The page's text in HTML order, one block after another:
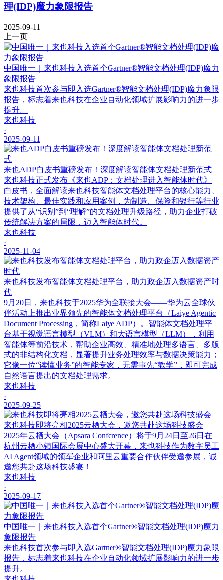
理(IDP)魔力象限报告
2025-09-11
上一页
中国唯一｜来也科技入选首个Gartner®智能文档处理(IDP)魔力
象限报告
来也科技首次参与即入选Gartner®智能文档处理(IDP)魔力象限
报告，标志着来也科技在企业自动化领域扩展影响力的进一步
提升。
来也科技
·
2025-09-11
来也ADP白皮书重磅发布！深度解读智能体文档处理新范式
来也科技正式发布《来也ADP：文档处理进入智能体时代》
白皮书，全面解读来也科技智能体文档处理平台的核心能力、
技术架构、最佳实践和应用案例，为制造、保险和银行等行业
提供了从“识别”到“理解”的文档处理升级路径，助力企业打破
传统解决方案的局限，迈入智能体时代。
来也科技
·
2025-11-04
来也科技发布智能体文档处理平台，助力政企迈入数据资产时
代
9月20日，来也科技于2025华为全联接大会——华为云全球伙
伴活动上推出业界领先的智能体文档处理平台（Laiye Agentic
Document Processing，简称Laiye ADP）。智能体文档处理平
台基于视觉语言模型（VLM）和大语言模型（LLM），利用
智能体等前沿技术，帮助企业高效、精准地处理多语言、多版
式的非结构化文档，显著提升业务处理效率与数据决策能力；
它像一位“读懂业务”的智能专家，无需事先“教学”，即可完成
自然语言提出的文档处理需求。
来也科技
·
2025-09-25
来也科技即将亮相2025云栖大会，邀您共赴这场科技盛会
2025年云栖大会（Apsara Conference）将于9月24日至26日在
杭州云栖小镇国际会展中心盛大开幕，来也科技作为数字员工
AI Agent领域的领军企业和阿里云重要合作伙伴受邀参展，诚
邀您共赴这场科技盛宴！
来也科技
·
2025-09-17
中国唯一｜来也科技入选首个Gartner®智能文档处理(IDP)魔力
象限报告
来也科技首次参与即入选Gartner®智能文档处理(IDP)魔力象限
报告，标志着来也科技在企业自动化领域扩展影响力的进一步
提升。